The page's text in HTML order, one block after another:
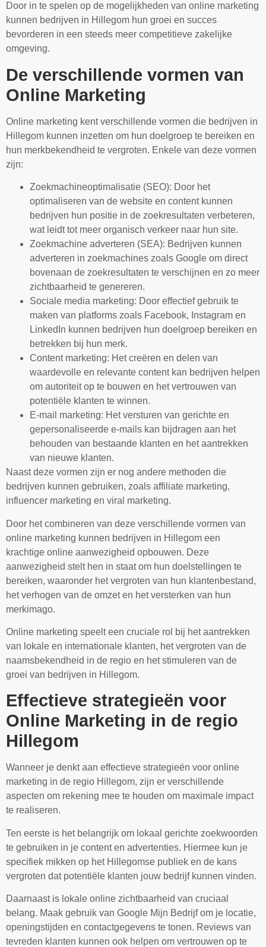
Door in te spelen op de mogelijkheden van online marketing
kunnen bedrijven in Hillegom hun groei en succes
bevorderen in een steeds meer competitieve zakelijke
omgeving.
De verschillende vormen van
Online Marketing
Online marketing kent verschillende vormen die bedrijven in
Hillegom kunnen inzetten om hun doelgroep te bereiken en
hun merkbekendheid te vergroten. Enkele van deze vormen
zijn:
Zoekmachineoptimalisatie (SEO): Door het
optimaliseren van de website en content kunnen
bedrijven hun positie in de zoekresultaten verbeteren,
wat leidt tot meer organisch verkeer naar hun site.
Zoekmachine adverteren (SEA): Bedrijven kunnen
adverteren in zoekmachines zoals Google om direct
bovenaan de zoekresultaten te verschijnen en zo meer
zichtbaarheid te genereren.
Sociale media marketing: Door effectief gebruik te
maken van platforms zoals Facebook, Instagram en
LinkedIn kunnen bedrijven hun doelgroep bereiken en
betrekken bij hun merk.
Content marketing: Het creëren en delen van
waardevolle en relevante content kan bedrijven helpen
om autoriteit op te bouwen en het vertrouwen van
potentiële klanten te winnen.
E-mail marketing: Het versturen van gerichte en
gepersonaliseerde e-mails kan bijdragen aan het
behouden van bestaande klanten en het aantrekken
van nieuwe klanten.
Naast deze vormen zijn er nog andere methoden die
bedrijven kunnen gebruiken, zoals affiliate marketing,
influencer marketing en viral marketing.
Door het combineren van deze verschillende vormen van
online marketing kunnen bedrijven in Hillegom een
krachtige online aanwezigheid opbouwen. Deze
aanwezigheid stelt hen in staat om hun doelstellingen te
bereiken, waaronder het vergroten van hun klantenbestand,
het verhogen van de omzet en het versterken van hun
merkimago.
Online marketing speelt een cruciale rol bij het aantrekken
van lokale en internationale klanten, het vergroten van de
naamsbekendheid in de regio en het stimuleren van de
groei van bedrijven in Hillegom.
Effectieve strategieën voor
Online Marketing in de regio
Hillegom
Wanneer je denkt aan effectieve strategieën voor online
marketing in de regio Hillegom, zijn er verschillende
aspecten om rekening mee te houden om maximale impact
te realiseren.
Ten eerste is het belangrijk om lokaal gerichte zoekwoorden
te gebruiken in je content en advertenties. Hiermee kun je
specifiek mikken op het Hillegomse publiek en de kans
vergroten dat potentiële klanten jouw bedrijf kunnen vinden.
Daarnaast is lokale online zichtbaarheid van cruciaal
belang. Maak gebruik van Google Mijn Bedrijf om je locatie,
openingstijden en contactgegevens te tonen. Reviews van
tevreden klanten kunnen ook helpen om vertrouwen op te